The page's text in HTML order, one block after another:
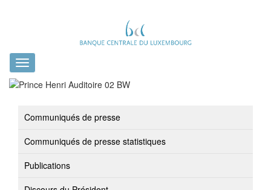
Toggle
navigation
Communiqués de presse
Communiqués de presse statistiques
Publications